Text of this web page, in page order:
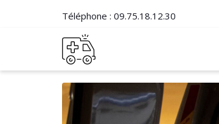
Téléphone : 09.75.18.12.30